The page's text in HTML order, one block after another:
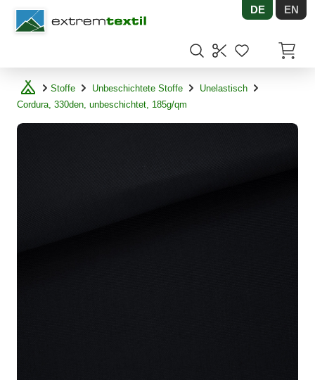
Shopware DE EN
Stoffe Unbeschichtete Stoffe
Unelastisch
Cordura, 330den, unbeschichtet, 185g/qm